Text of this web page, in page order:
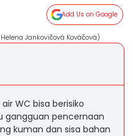
Add Us on Google
Jankovičová Kováčová)
WC bisa berisiko
gangguan pencernaan
kuman dan sisa bahan